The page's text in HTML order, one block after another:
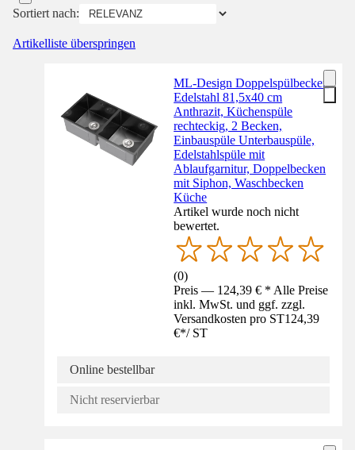
Sortiert nach:
Artikelliste überspringen
ML-Design Doppelspülbecken
Edelstahl 81,5x40 cm
Anthrazit, Küchenspüle
rechteckig, 2 Becken,
Einbauspüle Unterbauspüle,
Edelstahlspüle mit
Ablaufgarnitur, Doppelbecken
mit Siphon, Waschbecken
Küche
Artikel wurde noch nicht
bewertet.
(0)
Preis — 124,39 € * Alle Preise
inkl. MwSt. und ggf. zzgl.
Versandkosten pro ST124,39
€*/ ST
Online bestellbar
Nicht reservierbar